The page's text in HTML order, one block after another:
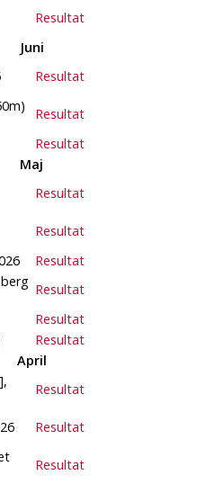
Resultat
Juni
Resultat
Resultat
Resultat
Maj
Resultat
Resultat
Resultat
Resultat
Resultat
Resultat
April
Resultat
Resultat
Resultat